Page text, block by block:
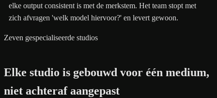
elke output consistent is met de merkstem. Het team stopt met
zich afvragen 'welk model hiervoor?' en levert gewoon.
Zeven gespecialiseerde studios
Elke studio is gebouwd voor één medium,
niet achteraf aangepast